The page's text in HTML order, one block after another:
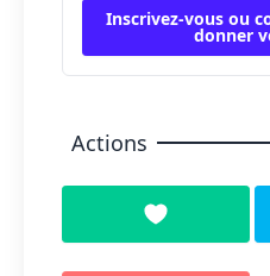
Inscrivez-vous ou
donner
Actions